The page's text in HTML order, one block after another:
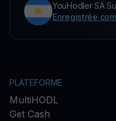
YouHodler SA
Enregistrée
PLATEFORME
MultiHODL
Get Cash